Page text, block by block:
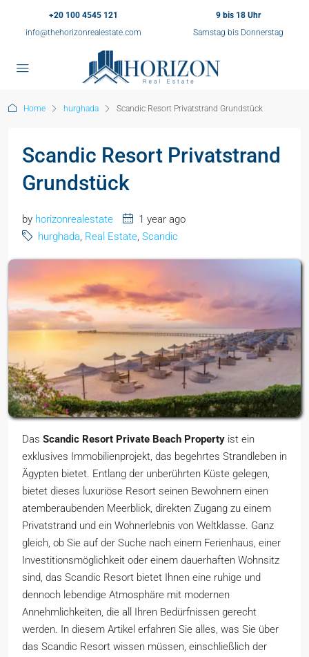
+20 100 4545 121
info@thehorizonrealestate.com
9 bis 18 Uhr
Samstag bis Donnerstag
Home hurghada Scandic Resort Privatstrand Grundstück
Scandic Resort Privatstrand
Grundstück
by horizonrealestate
1 year ago
hurghada, Real Estate, Scandic
Das Scandic Resort Private Beach Property ist ein
exklusives Immobilienprojekt, das begehrtes Strandleben in
Ägypten bietet. Entlang der unberührten Küste gelegen,
bietet dieses luxuriöse Resort seinen Bewohnern einen
atemberaubenden Meerblick, direkten Zugang zu einem
Privatstrand und ein Wohnerlebnis von Weltklasse. Ganz
gleich, ob Sie auf der Suche nach einem Ferienhaus, einer
Investitionsmöglichkeit oder einem dauerhaften Wohnsitz
sind, das Scandic Resort bietet Ihnen eine ruhige und
dennoch lebendige Atmosphäre mit modernen
Annehmlichkeiten, die all Ihren Bedürfnissen gerecht
werden. In diesem Artikel erfahren Sie alles, was Sie über
das Scandic Resort wissen müssen, einschließlich der